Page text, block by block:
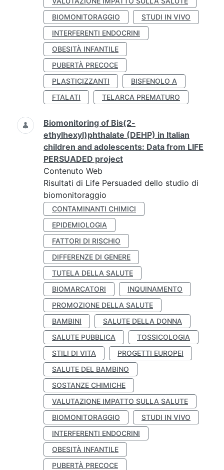
BIOMONITORAGGIO
STUDI IN VIVO
INTERFERENTI ENDOCRINI
OBESITÀ INFANTILE
PUBERTÀ PRECOCE
PLASTICIZZANTI
BISFENOLO A
FTALATI
TELARCA PREMATURO
Biomonitoring of Bis(2-
ethylhexyl)phthalate (DEHP) in Italian
children and adolescents: Data from LIFE
PERSUADED project
Contenuto Web
Risultati di Life Persuaded dello studio di
biomonitoraggio
CONTAMINANTI CHIMICI
EPIDEMIOLOGIA
FATTORI DI RISCHIO
DIFFERENZE DI GENERE
TUTELA DELLA SALUTE
BIOMARCATORI
INQUINAMENTO
PROMOZIONE DELLA SALUTE
BAMBINI
SALUTE DELLA DONNA
SALUTE PUBBLICA
TOSSICOLOGIA
STILI DI VITA
PROGETTI EUROPEI
SALUTE DEL BAMBINO
SOSTANZE CHIMICHE
VALUTAZIONE IMPATTO SULLA SALUTE
BIOMONITORAGGIO
STUDI IN VIVO
INTERFERENTI ENDOCRINI
OBESITÀ INFANTILE
PUBERTÀ PRECOCE